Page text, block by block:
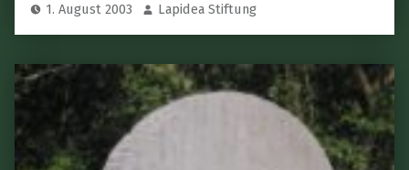
1. August 2003 Lapidea Stiftung